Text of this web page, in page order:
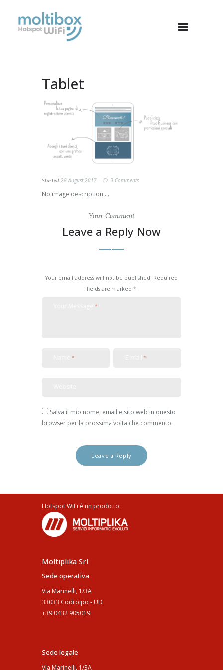
Tablet
Started 28 August 2017 0 Comments
No image description ...
Your Comment
Leave a Reply Now
Your email address will not be published. Required
fields are marked *
Salva il mio nome, email e sito web in questo
browser per la prossima volta che commento.
Hotspot WiFi è un prodotto:
Moltiplika Srl
Sede operativa
Via Marinelli, 1/3A
33033 Codroipo - UD
+39 0432 905019
Sede legale
Via Marinelli, 1/3A